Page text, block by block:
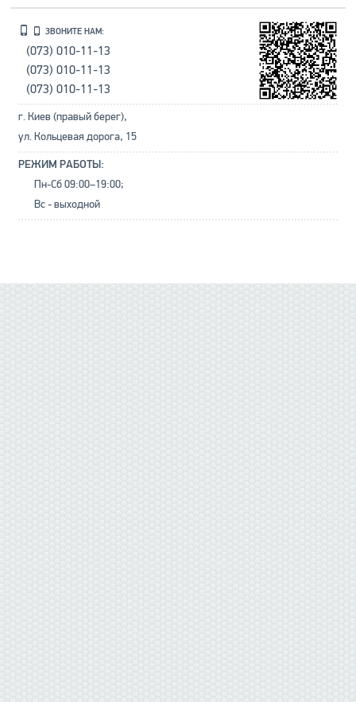
ЗВОНИТЕ НАМ:
(073) 010-11-13
(073) 010-11-13
(073) 010-11-13
г. Киев (правый берег),
ул. Кольцевая дорога, 15
РЕЖИМ РАБОТЫ:
Пн-Сб 09:00–19:00;
Вс - выходной